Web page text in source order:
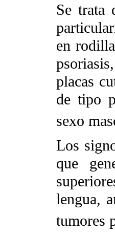
Se trata
en
placas
de tipo
sexo
Los
que
lengua,
tumores